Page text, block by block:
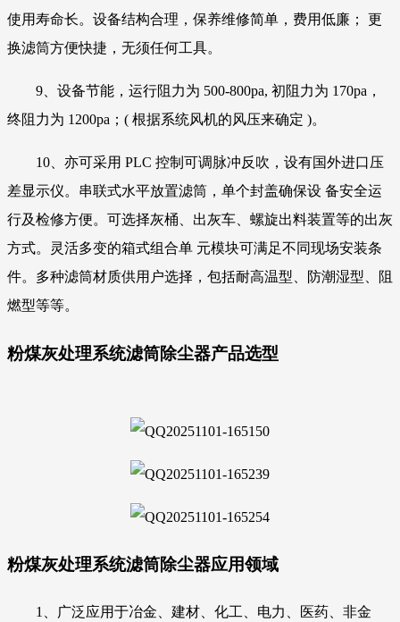
使用寿命长。设备结构合理，保养维修简单，费用低廉； 更
换滤筒方便快捷，无须任何工具。
9、设备节能，运行阻力为 500-800pa, 初阻力为 170pa，
终阻力为 1200pa；( 根据系统风机的风压来确定 )。
10、亦可采用 PLC 控制可调脉冲反吹，设有国外进口压
差显示仪。串联式水平放置滤筒，单个封盖确保设 备安全运
行及检修方便。可选择灰桶、出灰车、螺旋出料装置等的出灰
方式。灵活多变的箱式组合单 元模块可满足不同现场安装条
件。多种滤筒材质供用户选择，包括耐高温型、防潮湿型、阻
燃型等等。
粉煤灰处理系统滤筒除尘器产品选型
粉煤灰处理系统滤筒除尘器应用领域
1、广泛应用于冶金、建材、化工、电力、医药、非金